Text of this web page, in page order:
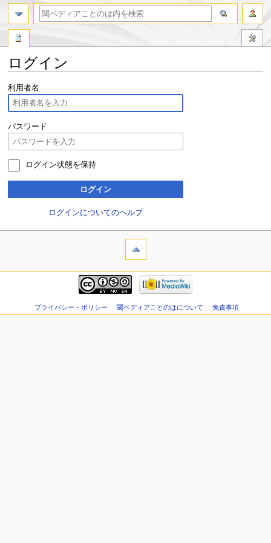
ログイン
ナ
ビ
ゲ
ー
シ
ョ
移
検
索
に
移
動
利用者名
パスワード
ログイン状態を保持
ログイン
ログインについてのヘルプ
プライバシー・ポリシー 閾ペディアことのはについて 免責事項